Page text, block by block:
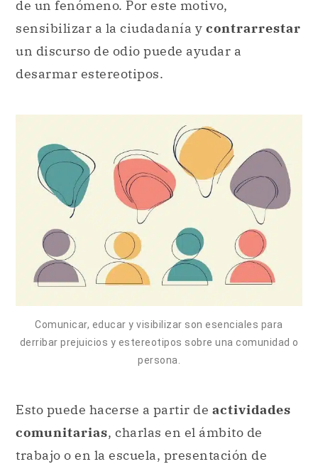
de un fenómeno. Por este motivo,
sensibilizar a la ciudadanía y contrarrestar
un discurso de odio puede ayudar a
desarmar estereotipos.
Comunicar, educar y visibilizar son esenciales para
derribar prejuicios y estereotipos sobre una comunidad o
persona.
Esto puede hacerse a partir de actividades
comunitarias, charlas en el ámbito de
trabajo o en la escuela, presentación de